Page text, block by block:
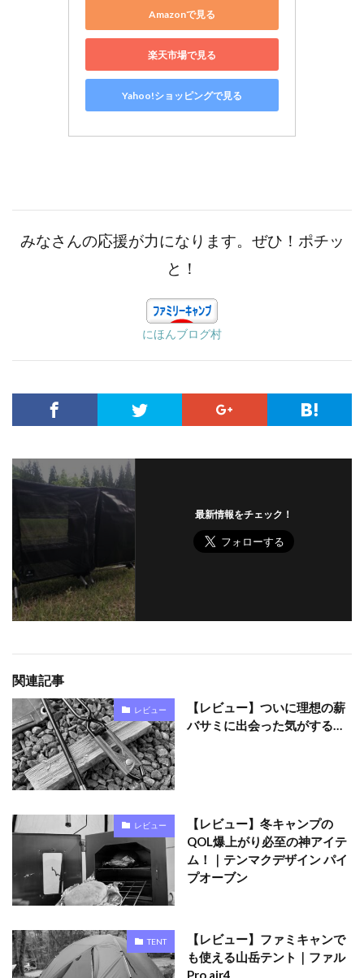
Amazonで見る
楽天市場で見る
Yahoo!ショッピングで見る
みなさんの応援が力になります。ぜひ！ポチッ
と！
にほんブログ村
最新情報をチェック！
関連記事
レビュー
【レビュー】ついに理想の薪
バサミに出会った気がする…
レビュー
【レビュー】冬キャンプの
QOL爆上がり必至の神アイテ
ム！｜テンマクデザイン パイ
プオーブン
TENT
【レビュー】ファミキャンで
も使える山岳テント｜ファル
Pro.air4